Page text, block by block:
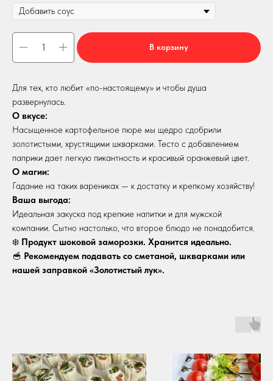
В корзину
Для тех, кто любит «по-настоящему» и чтобы душа
развернулась.
О вкусе:
Насыщенное картофельное пюре мы щедро сдобрили
золотистыми, хрустящими шкварками. Тесто с добавлением
паприки дает легкую пикантность и красивый оранжевый цвет.
О магии:
Гадание на таких варениках — к достатку и крепкому хозяйству!
Ваша выгода:
Идеальная закуска под крепкие напитки и для мужской
компании. Сытно настолько, что второе блюдо не понадобится.
❄️ Продукт шоковой заморозки. Хранится идеально.
🥣 Рекомендуем подавать со сметаной, шкварками или
нашей заправкой «Золотистый лук».